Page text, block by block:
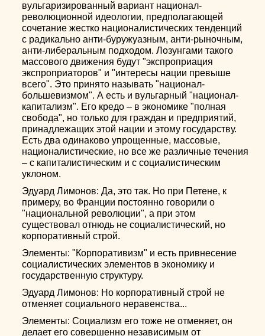
вульгаризированный вариант национал-
революционной идеологии, предполагающей
сочетание жестко националистических тенденций
с радикально анти-буружуазным, анти-рыночным,
анти-либеральным подходом. Лозунгами такого
массового движения будут "экспроприация
экспроприаторов" и "интересы нации превыше
всего". Это принято называть "национал-
большевизмом". А есть и вульгарный "национал-
капитализм". Его кредо – в экономике "полная
свобода", но только для граждан и предприятий,
принадлежащих этой нации и этому государству.
Есть два одинаково упрощенные, массовые,
националистические, но все же различные течения
– с капиталистическим и с социалистическим
уклоном.
Эдуард Лимонов: Да, это так. Но при Петене, к
примеру, во Франции постоянно говорили о
"национальной революции", а при этом
существовал отнюдь не социалистический, но
корпоративный строй.
Элементы: "Корпоративизм" и есть привнесение
социалистических элементов в экономику и
государственную структуру.
Эдуард Лимонов: Но корпоративный строй не
отменяет социального неравенства...
Элементы: Социализм его тоже не отменяет, он
делает его совершенно независимым от